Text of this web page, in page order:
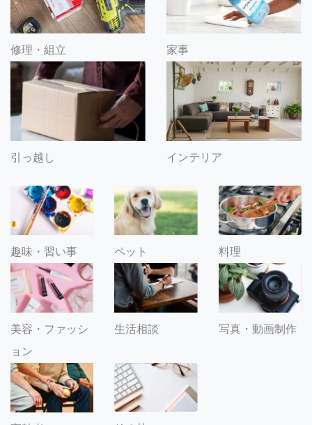
修理・組立 家事
引っ越し インテリア
趣味・習い事 ペット 料理
美容・ファッシ
ョン
生活相談 写真・動画制作